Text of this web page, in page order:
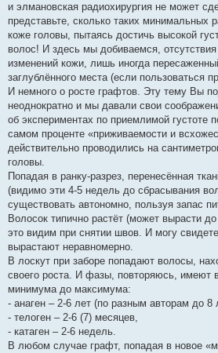
и элмановская радиохирургия не может
представьте, сколько таких минимальных
коже головы, пытаясь достичь высокой
волос! И здесь мы добиваемся,
изменений кожи, лишь иногда
заглублённого места (если пользоваться
И немного о росте графтов. Эту тему Вы
неоднократно и мы давали свои
об экспериментах по приемлимой густоте
самом проценте «приживаемости и
действительно проводились на
головы.
Попадая в ранку-разрез, перенесённая
(видимо эти 4-5 недель до сбрасывания
существовать автономно, пользуя запас
Волосок типично растёт (может вырасти
это видим при снятии швов. И могу
вырастают неравномерно.
В лоскут при заборе попадают волосы,
своего роста. И фазы, повторяюсь, имеют
минимума до максимума:
- анаген – 2-6 лет (по разным авторам до 8
- телоген – 2-6 (7) месяцев,
- катаген – 2-6 недель.
В любом случае графт, попадая в новое